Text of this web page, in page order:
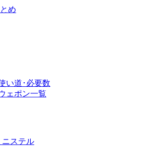
め
い道･必要数
ェポン一覧
ニステル